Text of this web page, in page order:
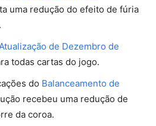
uma redução do efeito de fúria
de Dezembro de
todas cartas do jogo.
do Balanceamento de
recebeu uma redução de
da coroa.